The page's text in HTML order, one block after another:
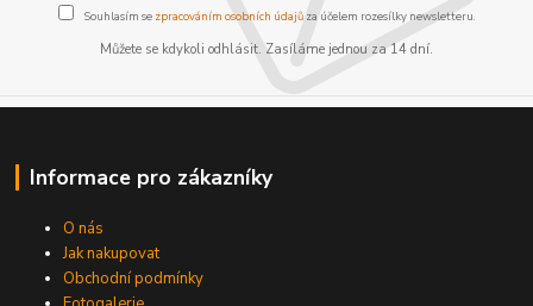
Souhlasím se zpracováním osobních údajůza účelem rozesílky newsletteru.
Můžete se kdykoli odhlásit. Zasíláme jednou za 14 dní.
Informace pro zákazníky
O nás
Jak nakupovat
Obchodní podmínky